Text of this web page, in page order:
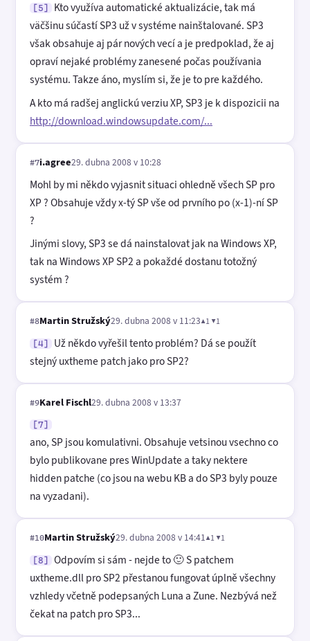
[5]
Kto využíva automatické aktualizácie, tak má
väčšinu súčastí SP3 už v systéme nainštalované. SP3
však obsahuje aj pár nových vecí a je predpoklad, že aj
opraví nejaké problémy zanesené počas používania
systému. Takze áno, myslím si, že je to pre každého.
A kto má radšej anglickú verziu XP, SP3 je k dispozicii na
http://download.windowsupdate.com/...
#7i.agree29. dubna 2008 v 10:28
Mohl by mi někdo vyjasnit situaci ohledně všech SP pro
XP ? Obsahuje vždy x-tý SP vše od prvního po (x-1)-ní SP
?
Jinými slovy, SP3 se dá nainstalovat jak na Windows XP,
tak na Windows XP SP2 a pokaždé dostanu totožný
systém ?
#8Martin Stružský29. dubna 2008 v 11:23▲1 ▼1
[4]
Už někdo vyřešil tento problém? Dá se použít
stejný uxtheme patch jako pro SP2?
#9Karel Fischl29. dubna 2008 v 13:37
[7]
ano, SP jsou komulativni. Obsahuje vetsinou vsechno co
bylo publikovane pres WinUpdate a taky nektere
hidden patche (co jsou na webu KB a do SP3 byly pouze
na vyzadani).
#10Martin Stružský29. dubna 2008 v 14:41▲1 ▼1
[8]
Odpovím si sám - nejde to 🙂 S patchem
uxtheme.dll pro SP2 přestanou fungovat úplně všechny
vzhledy včetně podepsaných Luna a Zune. Nezbývá než
čekat na patch pro SP3...